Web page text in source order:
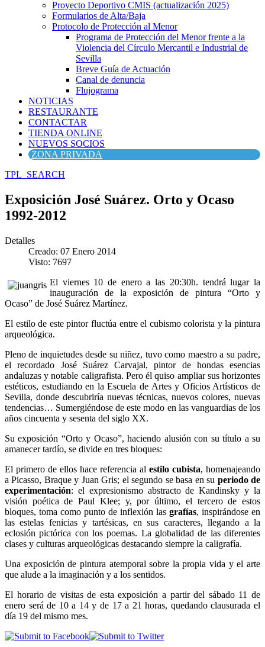
Proyecto Deportivo CMIS (actualización 2025)
Formularios de Alta/Baja
Protocolo de Protección al Menor
Programa de Protección del Menor frente a la
Violencia del Círculo Mercantil e Industrial de
Sevilla
Breve Guía de Actuación
Canal de denuncia
Flujograma
NOTICIAS
RESTAURANTE
CONTACTAR
TIENDA ONLINE
NUEVOS SOCIOS
ZONA PRIVADA
TPL_SEARCH
Exposición José Suárez. Orto y Ocaso
1992-2012
Detalles
Creado: 07 Enero 2014
Visto: 7697
El viernes 10 de enero a las 20:30h. tendrá lugar la
inauguración de la exposición de pintura “Orto y
Ocaso” de José Suárez Martínez.
El estilo de este pintor fluctúa entre el cubismo colorista y la pintura
arqueológica.
Pleno de inquietudes desde su niñez, tuvo como maestro a su padre,
el recordado José Suárez Carvajal, pintor de hondas esencias
andaluzas y notable caligrafista. Pero él quiso ampliar sus horizontes
estéticos, estudiando en la Escuela de Artes y Oficios Artísticos de
Sevilla, donde descubriría nuevas técnicas, nuevos colores, nuevas
tendencias… Sumergiéndose de este modo en las vanguardias de los
años cincuenta y sesenta del siglo XX.
Su exposición “Orto y Ocaso”, haciendo alusión con su título a su
amanecer tardío, se divide en tres bloques:
El primero de ellos hace referencia al estilo cubista, homenajeando
a Picasso, Braque y Juan Gris; el segundo se basa en su periodo de
experimentación: el expresionismo abstracto de Kandinsky y la
visión poética de Paul Klee; y, por último, el tercero de estos
bloques, toma como punto de inflexión las grafías, inspirándose en
las estelas fenicias y tartésicas, en sus caracteres, llegando a la
eclosión pictórica con los poemas. La globalidad de las diferentes
clases y culturas arqueológicas destacando siempre la caligrafía.
Una exposición de pintura atemporal sobre la propia vida y el arte
que alude a la imaginación y a los sentidos.
El horario de visitas de esta exposición a partir del sábado 11 de
enero será de 10 a 14 y de 17 a 21 horas, quedando clausurada el
día 19 del mismo mes.